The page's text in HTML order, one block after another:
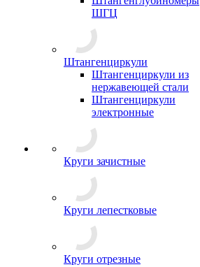
ШГЦ
Штангенциркули
Штангенциркули из
нержавеющей стали
Штангенциркули
электронные
Круги зачистные
Круги лепестковые
Круги отрезные